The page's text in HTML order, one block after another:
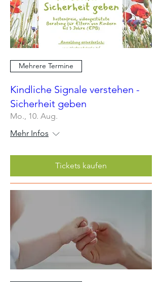
Mehrere Termine
Kindliche Signale verstehen -
Sicherheit geben
Mo., 10. Aug.
Mehr Infos
Tickets kaufen